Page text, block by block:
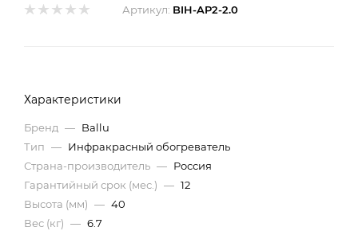
Артикул: BIH-AP2-2.0
Характеристики
Бренд — Ballu
Тип — Инфракрасный обогреватель
Страна-производитель — Россия
Гарантийный срок (мес.) — 12
Высота (мм) — 40
Вес (кг) — 6.7